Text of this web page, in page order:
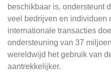
beschikbaar is, ondersteunt
veel bedrijven en individuen
internationale transacties
ondersteuning van 37
wereldwijd het gebruik van
aantrekkelijker.